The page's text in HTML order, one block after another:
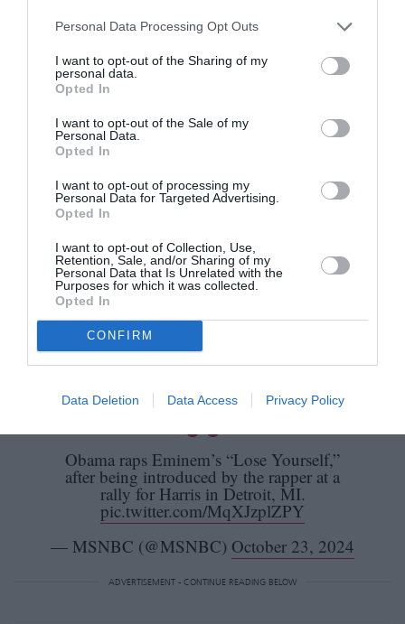
Personal Data Processing Opt Outs
I want to opt-out of the Sharing of my
personal data.
Opted In
I want to opt-out of the Sale of my
Personal Data.
Opted In
I want to opt-out of processing my
Personal Data for Targeted Advertising.
Opted In
I want to opt-out of Collection, Use,
Retention, Sale, and/or Sharing of my
Personal Data that Is Unrelated with the
Purposes for which it was collected.
Opted In
CONFIRM
Data Deletion Data Access Privacy Policy
ερμηνεία του τραγουδώντας την εισαγωγική
Να σημειώσουμε εδώ ότι ο Eminem έχει
υποστηρίξει ξανά τους υποψήφιους των
Δημοκρατικών: στο παρελθόν, την πολιτική
Harris. Μάλιστα είχε κυκλοφορήσει, τότε, και
επίσημη καμπάνια
να παίζει στο βάθος και το σύνθημα: «Μια
ευκαιρία… #Ψηφίστε».
Παρακολουθήστε το νέο βίντεο με τον Obama
να ραπάρει:
Obama raps Eminem’s “Lose Yourself,”
after being introduced by the rapper at a
rally for Harris in Detroit, MI.
pic.twitter.com/MqXJzplZPY
— MSNBC (@MSNBC) October 23, 2024
ADVERTISEMENT - CONTINUE READING BELOW